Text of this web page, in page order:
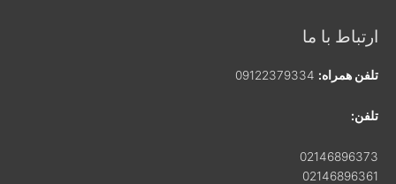
ارتباط با ما
تلفن همراه: 09122379334
تلفن:
02146896373
02146896361